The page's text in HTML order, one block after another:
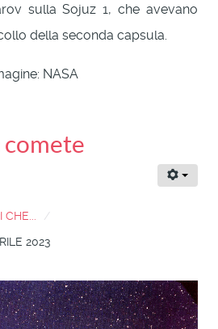
sulla Sojuz 1, che avevano
della seconda capsula.
NASA
2023